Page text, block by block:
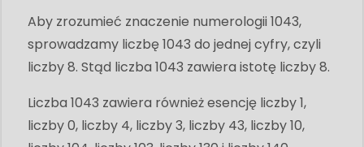
Aby zrozumieć znaczenie numerologii 1043,
sprowadzamy liczbę 1043 do jednej cyfry, czyli
liczby 8. Stąd liczba 1043 zawiera istotę liczby 8.
Liczba 1043 zawiera również esencję liczby 1,
liczby 0, liczby 4, liczby 3, liczby 43, liczby 10,